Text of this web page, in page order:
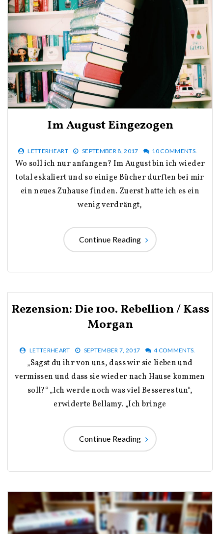
Im August Eingezogen
LETTERHEART SEPTEMBER 8, 2017 10 COMMENTS.
Wo soll ich nur anfangen? Im August bin ich wieder
total eskaliert und so einige Bücher durften bei mir
ein neues Zuhause finden. Zuerst hatte ich es ein
wenig verdrängt,
Continue Reading
Rezension: Die 100. Rebellion / Kass
Morgan
LETTERHEART SEPTEMBER 7, 2017 4 COMMENTS.
„Sagst du ihr von uns, dass wir sie lieben und
vermissen und dass sie wieder nach Hause kommen
soll?“ „Ich werde noch was viel Besseres tun“,
erwiderte Bellamy. „Ich bringe
Continue Reading